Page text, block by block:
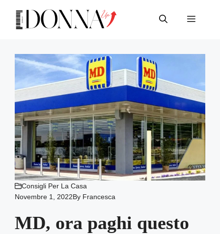
contenuto
Menu
Consigli Per La Casa
Novembre 1, 2022By Francesca
MD, ora paghi questo